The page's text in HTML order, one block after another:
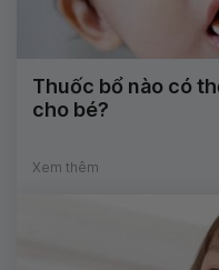
Thuốc bổ nào có
cho bé?
Xem thêm